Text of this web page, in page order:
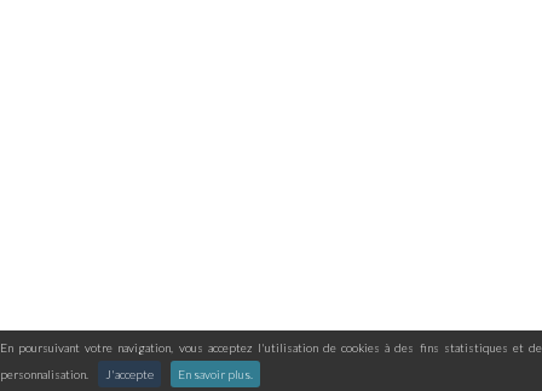
En poursuivant votre navigation, vous acceptez l'utilisation de cookies à des fins statistiques et de
personnalisation.
J'accepte En savoir plus.